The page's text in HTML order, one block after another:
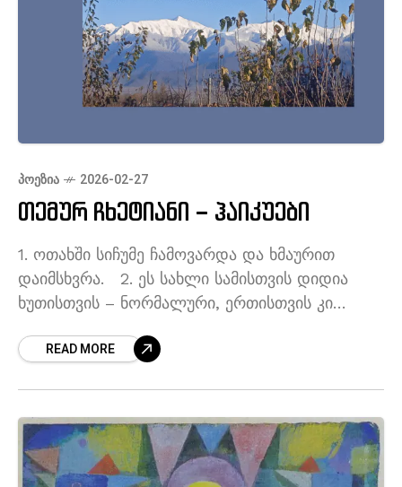
ᲞᲝᲔᲖᲘᲐ 2026-02-27
თემურ ჩხეტიანი – ჰაიკუები
1. ოთახში სიჩუმე ჩამოვარდა და ხმაურით
დაიმსხვრა. 2. ეს სახლი სამისთვის დიდია
ხუთისთვის – ნორმალური, ერთისთვის კი
გამომეღო, მაგრამ მე ხელში
READ MORE